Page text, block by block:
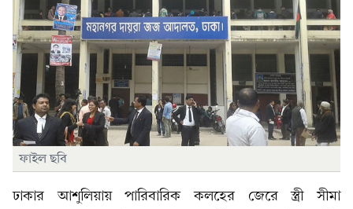
ফাইল ছবি
ঢাকার আশুলিয়ায় পারিবারিক কলহের জেরে স্ত্রী সীমা